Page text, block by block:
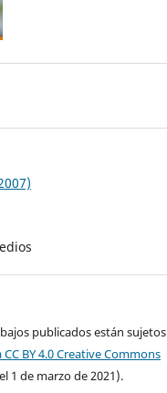
publicados están sujetos
CC BY 4.0 Creative Commons
1 de marzo de 2021).